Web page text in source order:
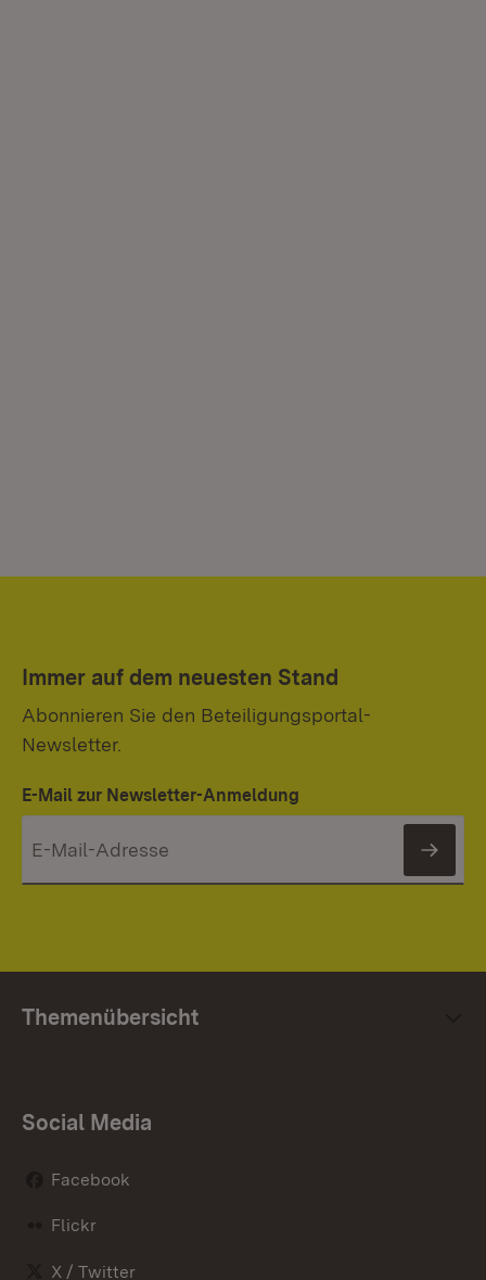
Immer auf dem neuesten Stand
Abonnieren Sie den Beteiligungsportal-
Newsletter.
E-Mail zur Newsletter-Anmeldung
Themenübersicht
Social Media
Facebook
Flickr
X / Twitter